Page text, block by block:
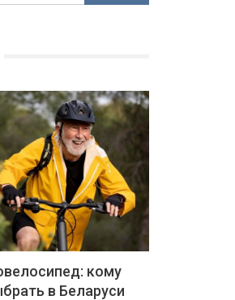
кому
в Беларуси